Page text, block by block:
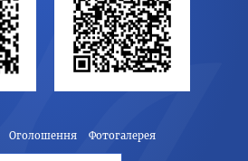
Оголошення Фотогалерея